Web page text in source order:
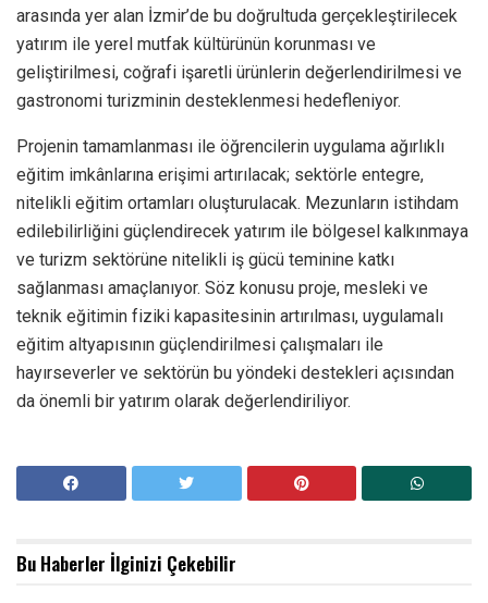
arasında yer alan İzmir’de bu doğrultuda gerçekleştirilecek
yatırım ile yerel mutfak kültürünün korunması ve
geliştirilmesi, coğrafi işaretli ürünlerin değerlendirilmesi ve
gastronomi turizminin desteklenmesi hedefleniyor.
Projenin tamamlanması ile öğrencilerin uygulama ağırlıklı
eğitim imkânlarına erişimi artırılacak; sektörle entegre,
nitelikli eğitim ortamları oluşturulacak. Mezunların istihdam
edilebilirliğini güçlendirecek yatırım ile bölgesel kalkınmaya
ve turizm sektörüne nitelikli iş gücü teminine katkı
sağlanması amaçlanıyor. Söz konusu proje, mesleki ve
teknik eğitimin fiziki kapasitesinin artırılması, uygulamalı
eğitim altyapısının güçlendirilmesi çalışmaları ile
hayırseverler ve sektörün bu yöndeki destekleri açısından
da önemli bir yatırım olarak değerlendiriliyor.
Bu Haberler İlginizi Çekebilir